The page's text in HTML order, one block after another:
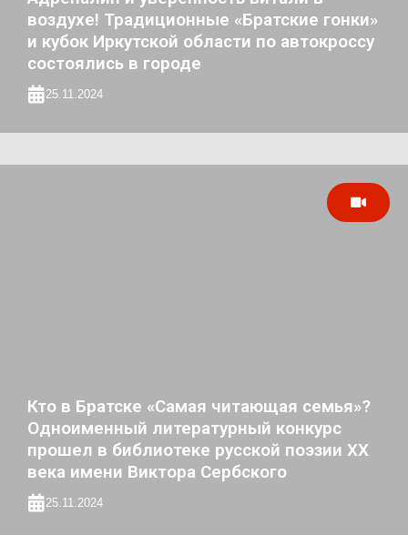
воздухе! Традиционные «Братские гонки»
и кубок Иркутской области по автокроссу
состоялись в городе
25.11.2024
Кто в Братске «Самая читающая семья»?
Одноименный литературный конкурс
прошел в библиотеке русской поэзии ХХ
века имени Виктора Сербского
25.11.2024